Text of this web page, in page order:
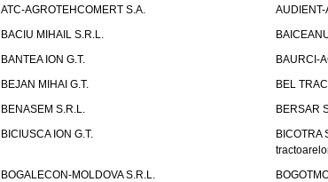
ATC-AGROTEHCOMERT S.A.
BACIU MIHAIL S.R.L.
BANTEA ION G.T.
BAURCI-
BEJAN MIHAI G.T.
BEL
BENASEM S.R.L.
BERSAR
BICIUSCA ION G.T.
BICOTRA
BOGALECON-MOLDOVA S.R.L.